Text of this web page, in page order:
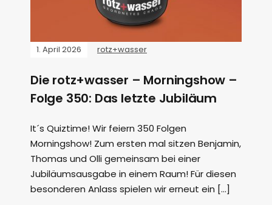
1. April 2026 rotz+wasser
Die rotz+wasser – Morningshow –
Folge 350: Das letzte Jubiläum
It´s Quiztime! Wir feiern 350 Folgen
Morningshow! Zum ersten mal sitzen Benjamin,
Thomas und Olli gemeinsam bei einer
Jubiläumsausgabe in einem Raum! Für diesen
besonderen Anlass spielen wir erneut ein […]